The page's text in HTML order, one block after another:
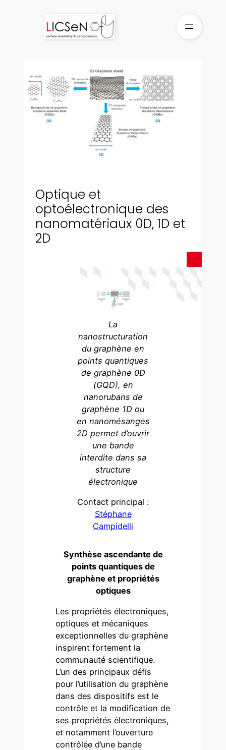
Optique et
optoélectronique des
nanomatériaux 0D, 1D et
2D
La
nanostructuration
du graphène en
points quantiques
de graphène 0D
(GQD), en
nanorubans de
graphène 1D ou
en nanomésanges
2D permet d’ouvrir
une bande
interdite dans sa
structure
électronique
Contact principal :
Stéphane
Campidelli
Synthèse ascendante de
points quantiques de
graphène et propriétés
optiques
Les propriétés électroniques,
optiques et mécaniques
exceptionnelles du graphène
inspirent fortement la
communauté scientifique.
L’un des principaux défis
pour l’utilisation du graphène
dans des dispositifs est le
contrôle et la modification de
ses propriétés électroniques,
et notamment l’ouverture
contrôlée d’une bande